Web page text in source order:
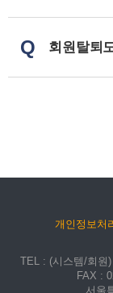
Q 회원탈퇴
개인정보처
TEL
: (시스템/회원
FAX :
서울